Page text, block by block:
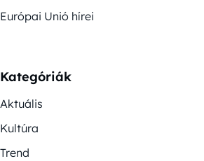
Európai Unió hírei
Kategóriák
Aktuális
Kultúra
Trend